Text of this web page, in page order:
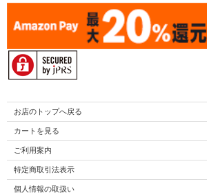
お店のトップへ戻る
カートを見る
ご利用案内
特定商取引法表示
個人情報の取扱い